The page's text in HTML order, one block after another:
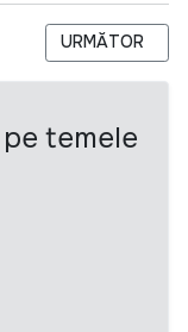
PROIECTUL A
ARTICOLUL
URMĂTOR
temele